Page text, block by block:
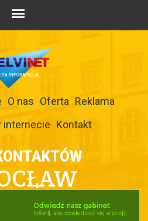
O nas Oferta Reklama
internecie Kontakt